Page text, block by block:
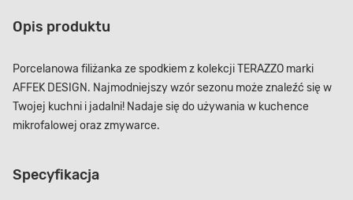
Opis produktu
Porcelanowa filiżanka ze spodkiem z kolekcji TERAZZO marki
AFFEK DESIGN. Najmodniejszy wzór sezonu może znaleźć się w
Twojej kuchni i jadalni! Nadaje się do używania w kuchence
mikrofalowej oraz zmywarce.
Specyfikacja